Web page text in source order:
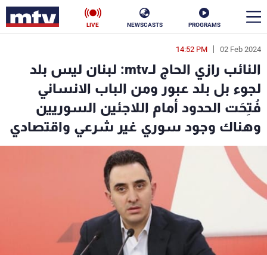
PROGRAMS
NEWSCASTS
LIVE
02 Feb 2024
14:52 PM
النائب رازي الحاج لـmtv: لبنان ليس بلد
لجوء بل بلد عبور ومن الباب الانساني
فُتِحَت الحدود أمام اللاجئين السوريين
وهناك وجود سوري غير شرعي واقتصادي
en
الأخبار
سياسة ناس
إقتصاد فن
منوعات رياضة
كأس العالم